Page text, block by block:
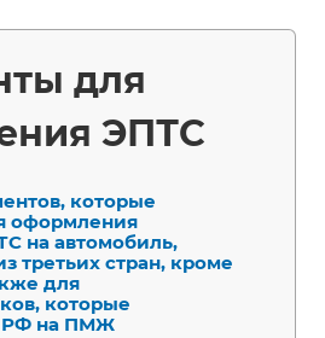
для
ЭПТС
которые
оформления
на автомобиль,
третьих стран, кроме
для
которые
РФ на ПМЖ